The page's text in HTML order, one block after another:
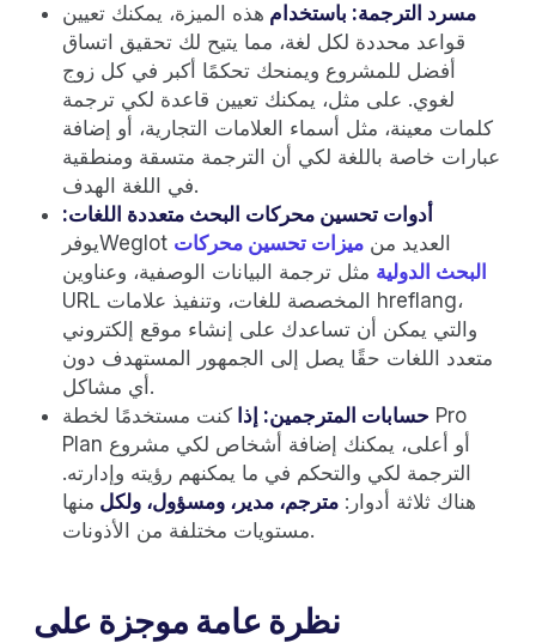
مسرد الترجمة: باستخدام هذه الميزة، يمكنك تعيين
قواعد محددة لكل لغة، مما يتيح لك تحقيق اتساق
أفضل للمشروع ويمنحك تحكمًا أكبر في كل زوج
لغوي. على مثل، يمكنك تعيين قاعدة لكي ترجمة
كلمات معينة، مثل أسماء العلامات التجارية، أو إضافة
عبارات خاصة باللغة لكي أن الترجمة متسقة ومنطقية
في اللغة الهدف.
أدوات تحسين محركات البحث متعددة اللغات:
يوفرWeglot العديد من ميزات تحسين محركات
البحث الدولية مثل ترجمة البيانات الوصفية، وعناوين
URL المخصصة للغات، وتنفيذ علامات hreflang،
والتي يمكن أن تساعدك على إنشاء موقع إلكتروني
متعدد اللغات حقًا يصل إلى الجمهور المستهدف دون
أي مشاكل.
حسابات المترجمين: إذا كنت مستخدمًا لخطة Pro
Plan أو أعلى، يمكنك إضافة أشخاص لكي مشروع
الترجمة لكي والتحكم في ما يمكنهم رؤيته وإدارته.
هناك ثلاثة أدوار: مترجم، مدير، ومسؤول، ولكل منها
مستويات مختلفة من الأذونات.
نظرة عامة موجزة على